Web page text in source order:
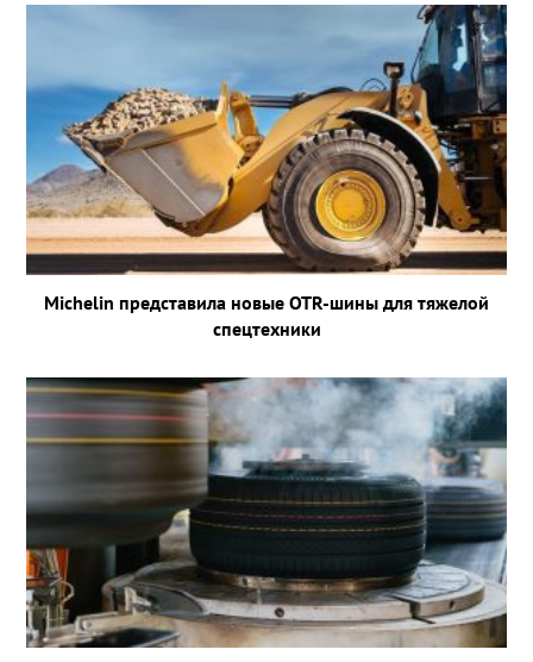
Michelin представила новые OTR-шины для тяжелой
спецтехники